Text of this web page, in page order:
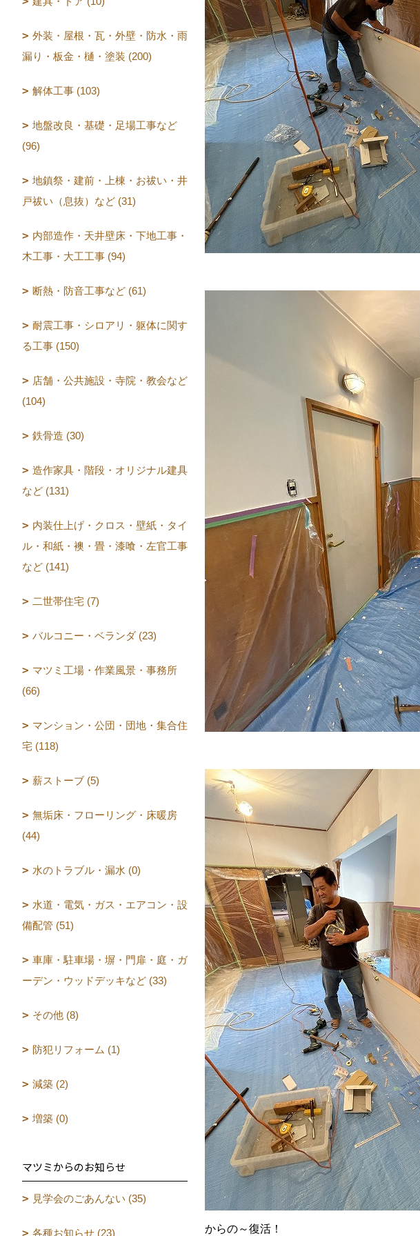
からの～復活！
外装・屋根・瓦・外壁・防水・雨
漏り・板金・樋・塗装 (200)
解体工事 (103)
地盤改良・基礎・足場工事など
(96)
地鎮祭・建前・上棟・お祓い・井
戸祓い（息抜）など (31)
内部造作・天井壁床・下地工事・
木工事・大工工事 (94)
断熱・防音工事など (61)
耐震工事・シロアリ・躯体に関す
る工事 (150)
店舗・公共施設・寺院・教会など
(104)
鉄骨造 (30)
造作家具・階段・オリジナル建具
など (131)
内装仕上げ・クロス・壁紙・タイ
ル・和紙・襖・畳・漆喰・左官工事
など (141)
二世帯住宅 (7)
バルコニー・ベランダ (23)
マツミ工場・作業風景・事務所
(66)
マンション・公団・団地・集合住
宅 (118)
薪ストーブ (5)
無垢床・フローリング・床暖房
(44)
水のトラブル・漏水 (0)
水道・電気・ガス・エアコン・設
備配管 (51)
車庫・駐車場・塀・門扉・庭・ガ
ーデン・ウッドデッキなど (33)
その他 (8)
防犯リフォーム (1)
減築 (2)
増築 (0)
マツミからのお知らせ
見学会のごあんない (35)
各種お知らせ (23)